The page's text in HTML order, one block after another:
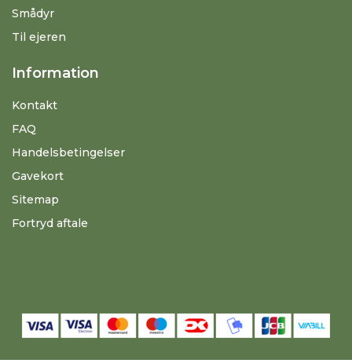
Smådyr
Til ejeren
Information
Kontakt
FAQ
Handelsbetingelser
Gavekort
Sitemap
Fortryd aftale